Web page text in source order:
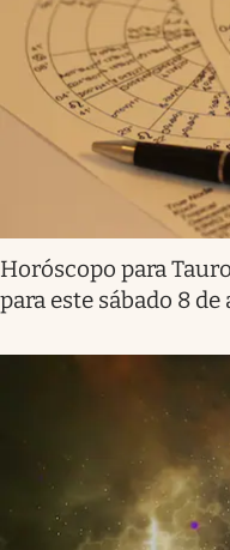
Horóscopo para
para este sábado 8 de